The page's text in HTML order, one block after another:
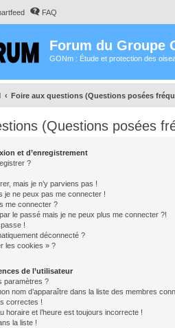
FAQ
Forum du Groupe
GONm : Étude et protection des
Foire aux questions (Questions posées
(Questions posées
et d’enregistrement
?
mais je n’y parviens pas !
je ne peux pas me connecter !
me connecter ?
le passé mais je ne peux plus me connecter ?!
!
déconnecté ?
les cookies » ?
de l’utilisateur
paramètres ?
nom d’apparaître dans la liste des membres
correctes !
horaire et l’heure est toujours incorrecte !
la liste !